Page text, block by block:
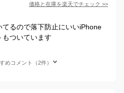
価格と在庫を楽天でチェック >>
るので落下防止にいいiPhone
ついています
めコメント（2件）